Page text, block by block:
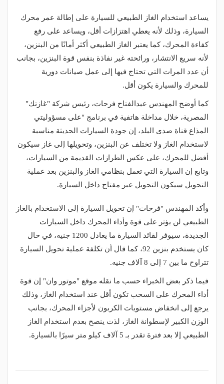
يساعد استخدام الغاز الطبيعي للسيارة على إطالة عمر محرك
السيارة، وذلك لأنه يعطي اهتزازات أقل، ويساعد على رفع
كفاءة المحرك، كما يعتبر الغاز الطبيعي أكثر أمانًا من البنزين،
لأنه سريع الانتشار، ورائحته غير نفاذة بنفس قوة البنزين، بجانب
أن عدد المرات التي تحتاج فيها إلى عمل صيانات دورية
للمحرك والسيارة يكون أقل.
كما أوضح المهندس عبدالفتاح فرحات، رئيس شركة "غازتك"
المصرية، خلال مداخلة هاتفية في برنامج "على مسؤوليتي
المذاع قناة صدى البلد، إن جودة السيارات الحديثة مناسبة
لاستخدام الغاز ولا تختلف عن البنزين، وتحويلها إلى غاز سيكون
أفضل للمحرك، على عكس الطرازات القديمة من السيارات،
وتابع إن السيارة التي تعمل بنظامي الغاز والبنزين بعد عملية
التحويل سيكون التحويل عبر مفتاح داخل السيارة.
وأكد المهندس "فرحات" إن تحويل السيارة إلى الاستخدام بالغاز
الطبيعي لن يؤثر على قوة وأداء المحرك داخل السيارات
الجديدة، سيوفر لقائد السيارة ما يعادل 1200 جنيه، في حال
كان يستخدم بنزين 92، كما قال أن تكلفة عملية تحويل السيارة
تتراوح ما بين 7 إلى 8 آلاف جنيه.
فيما ذكر بعض الخبراء حسب ما نقله موقع "موتور وان" إن قوة
أداء المحرك على السحب تكون أقل عند استخدام الغاز، وذلك
يرجع إلى انخفاض مستويات الكربون لأجزاء المحرك، بجانب
الوزن الكبير لإسطوانة الغاز، لذت ينصح بعدم استخدام الغاز
الطبيعي إلا بعد فترة تقدر بـ 5 آلاف كيلو متر سيرًا بالسيارة.